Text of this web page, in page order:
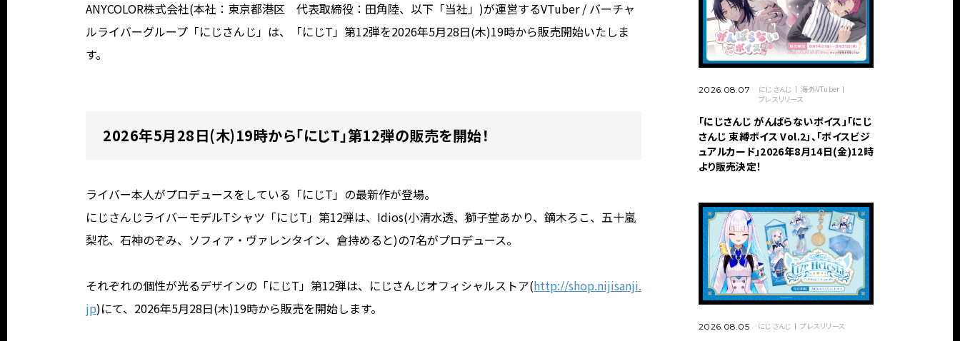
ANYCOLOR株式会社(本社：東京都港区 代表取締役：田角陸、以下「当社」)が運営するVTuber / バーチャ
ルライバーグループ「にじさんじ」は、「にじT」第12弾を2026年5月28日(木)19時から販売開始いたしま
す。
2026年5月28日(木)19時から「にじT」第12弾の販売を開始！
ライバー本人がプロデュースをしている「にじT」の最新作が登場。
にじさんじライバーモデルTシャツ「にじT」第12弾は、Idios(小清水透、獅子堂あかり、鏑木ろこ、五十嵐
梨花、石神のぞみ、ソフィア・ヴァレンタイン、倉持めると)の7名がプロデュース。
それぞれの個性が光るデザインの「にじT」第12弾は、にじさんじオフィシャルストア(http://shop.nijisanji.
jp)にて、2026年5月28日(木)19時から販売を開始します。
2026.08.07 にじさんじ
海外VTuber
プレスリリース
「にじさんじ がんばらないボイス」「にじ
さんじ 束縛ボイス Vol.2」、「ボイスビジ
ュアルカード」2026年8月14日(金)12時
より販売決定！
2026.08.05 にじさんじ プレスリリース